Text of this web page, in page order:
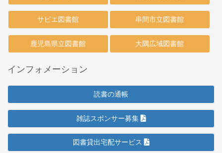
サピエ図書館
鹿児島県立図書館
串間市立図書館
大隅広域図書館
インフォメーション
読書の通帳
雑誌スポンサー募集
図書貸出宅配サービス